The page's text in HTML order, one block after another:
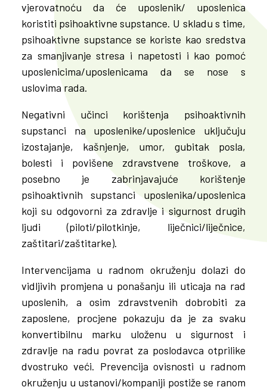
vjerovatnoću da će uposlenik/ uposlenica
koristiti psihoaktivne supstance. U skladu s time,
psihoaktivne supstance se koriste kao sredstva
za smanjivanje stresa i napetosti i kao pomoć
uposlenicima/uposlenicama da se nose s
uslovima rada.
Negativni učinci korištenja psihoaktivnih
supstanci na uposlenike/uposlenice uključuju
izostajanje, kašnjenje, umor, gubitak posla,
bolesti i povišene zdravstvene troškove, a
posebno je zabrinjavajuće korištenje
psihoaktivnih supstanci uposlenika/uposlenica
koji su odgovorni za zdravlje i sigurnost drugih
ljudi (piloti/pilotkinje, liječnici/liječnice,
zaštitari/zaštitarke).
Intervencijama u radnom okruženju dolazi do
vidljivih promjena u ponašanju ili uticaja na rad
uposlenih, a osim zdravstvenih dobrobiti za
zaposlene, procjene pokazuju da je za svaku
konvertibilnu marku uloženu u sigurnost i
zdravlje na radu povrat za poslodavca otprilike
dvostruko veći. Prevencija ovisnosti u radnom
okruženju u ustanovi/kompaniji postiže se ranom